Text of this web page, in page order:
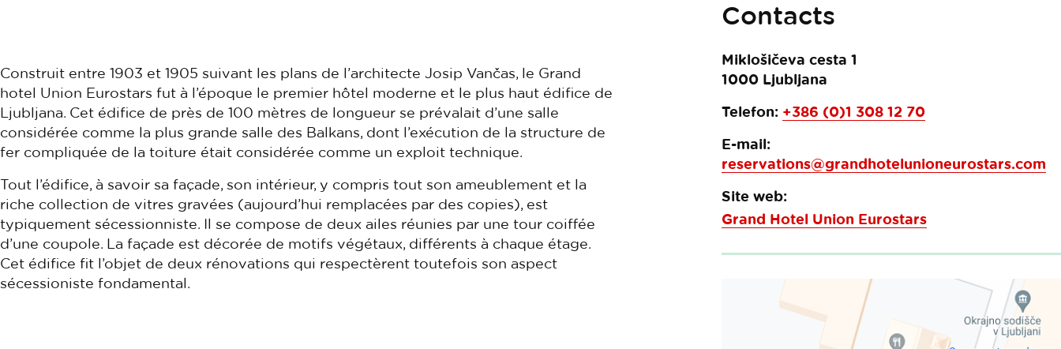
Construit entre 1903 et 1905 suivant les plans de l’architecte Josip Vančas, le Grand
hotel Union Eurostars fut à l’époque le premier hôtel moderne et le plus haut édifice de
Ljubljana. Cet édifice de près de 100 mètres de longueur se prévalait d’une salle
considérée comme la plus grande salle des Balkans, dont l’exécution de la structure de
fer compliquée de la toiture était considérée comme un exploit technique.
Tout l’édifice, à savoir sa façade, son intérieur, y compris tout son ameublement et la
riche collection de vitres gravées (aujourd’hui remplacées par des copies), est
typiquement sécessionniste. Il se compose de deux ailes réunies par une tour coiffée
d’une coupole. La façade est décorée de motifs végétaux, différents à chaque étage.
Cet édifice fit l’objet de deux rénovations qui respectèrent toutefois son aspect
sécessioniste fondamental.
Contacts
Miklošičeva cesta 1
1000 Ljubljana
Telefon: +386 (0)1 308 12 70
E-mail:
reservations@grandhotelunioneurostars.com
Site web:
Grand Hotel Union Eurostars